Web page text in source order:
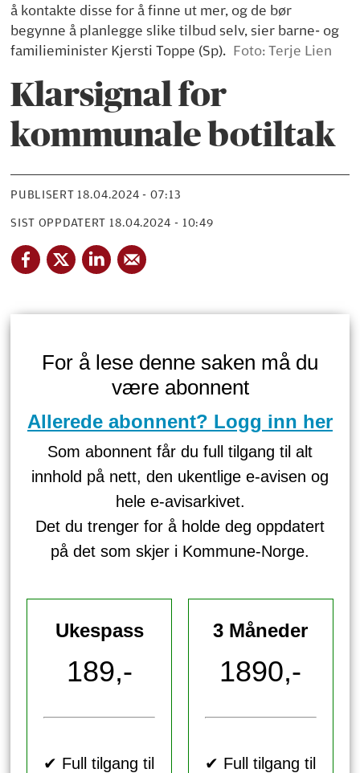
å kontakte disse for å finne ut mer, og de bør
begynne å planlegge slike tilbud selv, sier barne- og
familieminister Kjersti Toppe (Sp). Foto: Terje Lien
Klarsignal for
kommunale botiltak
PUBLISERT 18.04.2024 - 07:13
SIST OPPDATERT 18.04.2024 - 10:49
For å lese denne saken må du
være abonnent
Allerede abonnent? Logg inn her
Som abonnent får du full tilgang til alt
innhold på nett, den ukentlige e-avisen og
hele e-avisarkivet.
Det du trenger for å holde deg oppdatert
på det som skjer i Kommune-Norge.
Ukespass
189,-
✔ Full tilgang til
3 Måneder
1890,-
✔ Full tilgang til